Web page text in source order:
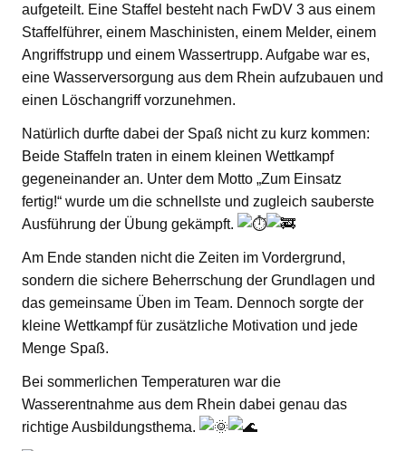
aufgeteilt. Eine Staffel besteht nach FwDV 3 aus einem
Staffelführer, einem Maschinisten, einem Melder, einem
Angriffstrupp und einem Wassertrupp. Aufgabe war es,
eine Wasserversorgung aus dem Rhein aufzubauen und
einen Löschangriff vorzunehmen.
Natürlich durfte dabei der Spaß nicht zu kurz kommen:
Beide Staffeln traten in einem kleinen Wettkampf
gegeneinander an. Unter dem Motto „Zum Einsatz
fertig!“ wurde um die schnellste und zugleich sauberste
Ausführung der Übung gekämpft.
Am Ende standen nicht die Zeiten im Vordergrund,
sondern die sichere Beherrschung der Grundlagen und
das gemeinsame Üben im Team. Dennoch sorgte der
kleine Wettkampf für zusätzliche Motivation und jede
Menge Spaß.
Bei sommerlichen Temperaturen war die
Wasserentnahme aus dem Rhein dabei genau das
richtige Ausbildungsthema.